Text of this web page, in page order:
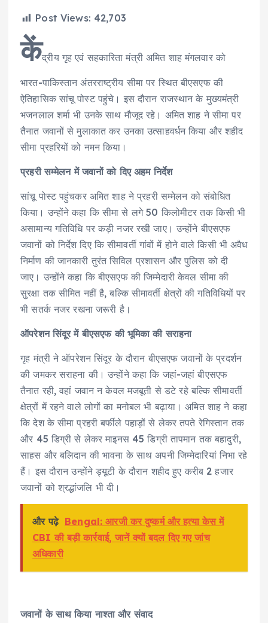
Post Views: 42,703
केंद्रीय गृह एवं सहकारिता मंत्री अमित शाह मंगलवार को
भारत-पाकिस्तान अंतरराष्ट्रीय सीमा पर स्थित बीएसएफ की
ऐतिहासिक सांचू पोस्ट पहुंचे। इस दौरान राजस्थान के मुख्यमंत्री
भजनलाल शर्मा भी उनके साथ मौजूद रहे। अमित शाह ने सीमा पर
तैनात जवानों से मुलाकात कर उनका उत्साहवर्धन किया और शहीद
सीमा प्रहरियों को नमन किया।
प्रहरी सम्मेलन में जवानों को दिए अहम निर्देश
सांचू पोस्ट पहुंचकर अमित शाह ने प्रहरी सम्मेलन को संबोधित
किया। उन्होंने कहा कि सीमा से लगे 50 किलोमीटर तक किसी भी
असामान्य गतिविधि पर कड़ी नजर रखी जाए। उन्होंने बीएसएफ
जवानों को निर्देश दिए कि सीमावर्ती गांवों में होने वाले किसी भी अवैध
निर्माण की जानकारी तुरंत सिविल प्रशासन और पुलिस को दी
जाए। उन्होंने कहा कि बीएसएफ की जिम्मेदारी केवल सीमा की
सुरक्षा तक सीमित नहीं है, बल्कि सीमावर्ती क्षेत्रों की गतिविधियों पर
भी सतर्क नजर रखना जरूरी है।
ऑपरेशन सिंदूर में बीएसएफ की भूमिका की सराहना
गृह मंत्री ने ऑपरेशन सिंदूर के दौरान बीएसएफ जवानों के प्रदर्शन
की जमकर सराहना की। उन्होंने कहा कि जहां-जहां बीएसएफ
तैनात रही, वहां जवान न केवल मजबूती से डटे रहे बल्कि सीमावर्ती
क्षेत्रों में रहने वाले लोगों का मनोबल भी बढ़ाया। अमित शाह ने कहा
कि देश के सीमा प्रहरी बर्फीले पहाड़ों से लेकर तपते रेगिस्तान तक
और 45 डिग्री से लेकर माइनस 45 डिग्री तापमान तक बहादुरी,
साहस और बलिदान की भावना के साथ अपनी जिम्मेदारियां निभा रहे
हैं। इस दौरान उन्होंने ड्यूटी के दौरान शहीद हुए करीब 2 हजार
जवानों को श्रद्धांजलि भी दी।
और पढ़े Bengal: आरजी कर दुष्कर्म और हत्या केस में
CBI की बड़ी कार्रवाई, जानें क्यों बदल दिए गए जांच
अधिकारी
जवानों के साथ किया नाश्ता और संवाद